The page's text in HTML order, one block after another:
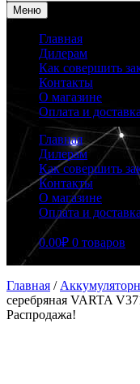
Меню
Главная
Дилерам
Как совершить
Контакты
О магазине
Оплата и доставка
Главная
Дилерам
Как совершить
Контакты
О магазине
Оплата и доставка
0.00₽ 0 товаров
Главная /
серебряная VARTA
Распродажа!